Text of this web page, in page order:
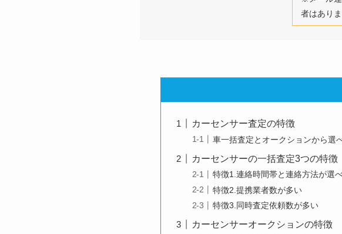
者はありま
カーセンサー査定の特徴
車一括査定とオークションから選
カーセンサーの一括査定3つの特徴
特徴1.連絡時間帯と連絡方法が選
特徴2.提携業者数が多い
特徴3.同時査定依頼数が多い
カーセンサーオークションの特徴